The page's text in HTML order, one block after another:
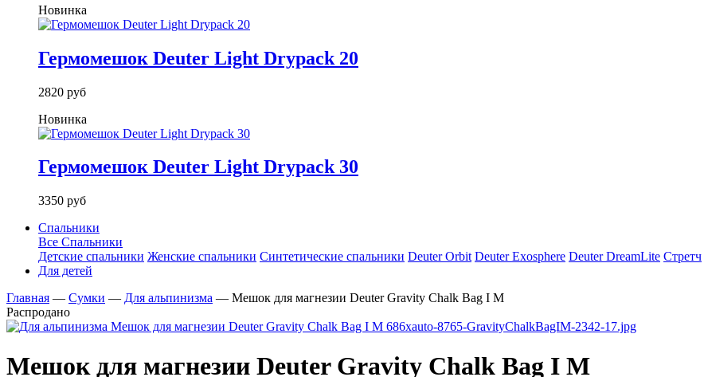
Новинка
Гермомешок Deuter Light Drypack 20
2820 руб
Новинка
Гермомешок Deuter Light Drypack 30
3350 руб
Спальники
Все Спальники
Детские спальники Женские спальники Синтетические спальники Deuter Orbit Deuter Exosphere Deuter DreamLite Стретч
Для детей
Главная — Сумки — Для альпинизма — Мешок для магнезии Deuter Gravity Chalk Bag I M
Распродано
Мешок для магнезии Deuter Gravity Chalk Bag I M